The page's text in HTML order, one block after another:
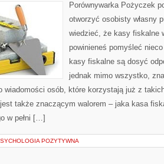
Porównywarka Pożyczek
otworzyć osobisty własny
wiedzieć, że kasy fiskalne
powinieneś pomyśleć
kasy fiskalne są dosyć
jednak mimo wszystko,
wiadomości osób, które korzystają już z
także znaczącym walorem – jaka kasa
w pełni […]
POZYTYWNA